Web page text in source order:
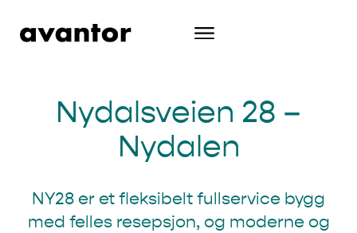
Nydalsveien 28 –
Nydalen
NY28 er et fleksibelt fullservice bygg
med felles resepsjon, og moderne og